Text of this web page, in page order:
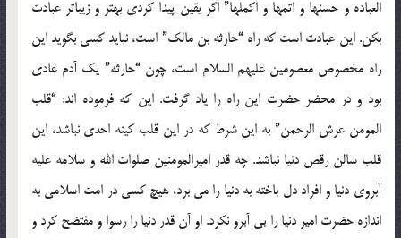
العباده و حسنها و اتمها و اکملها” اگر یقین پیدا کردی بهتر و زیباتر عبادت
بکن. این عبادت است که راه “حارثه بن مالک” است، نباید کسی بگوید این
راه مخصوص معصومین علیهم السلام است، چون “حارثه” یک آدم عادی
بود و در محضر حضرت این راه را یاد گرفت. این که فرموده اند: “قلب
المومن عرش الرحمن” به این شرط که در این قلب کینه احدی نباشد، این
قلب سالن رقص دنیا نباشد. چه قدر امیرالمومنین صلوات الله و سلامه علیه
آبروی دنیا و افراد دل باخته به دنیا را می برد، هیچ کسی در امت اسلامی به
اندازه حضرت امیر دنیا را بی آبرو نکرد. او آن قدر دنیا را رسوا و مفتضح کرد و